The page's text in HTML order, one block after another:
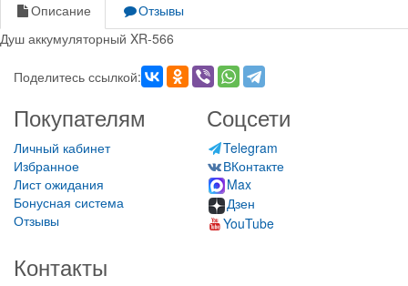
Описание
Отзывы
Душ аккумуляторный XR-566
Поделитесь ссылкой:
Покупателям
Личный кабинет
Избранное
Лист ожидания
Бонусная система
Отзывы
Соцсети
Telegram
ВКонтакте
Max
Дзен
YouTube
Контакты